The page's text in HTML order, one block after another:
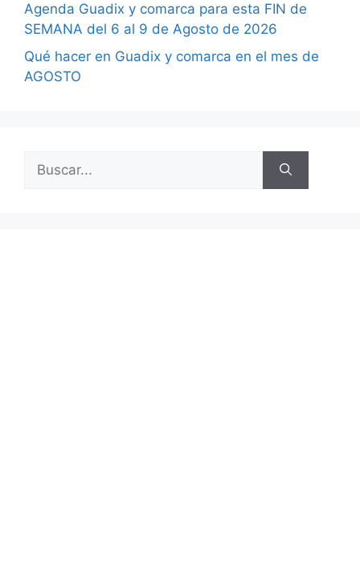
Agenda Guadix y comarca para esta FIN de
SEMANA del 6 al 9 de Agosto de 2026
Qué hacer en Guadix y comarca en el mes de
AGOSTO